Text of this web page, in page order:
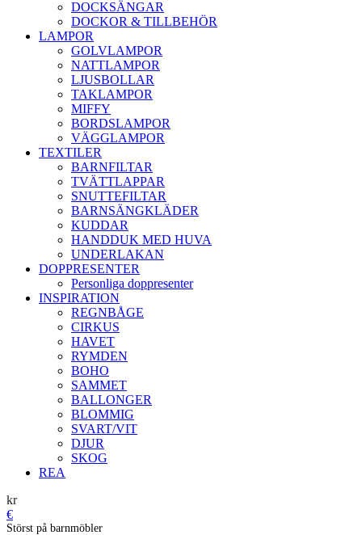
DOCKSÄNGAR
DOCKOR & TILLBEHÖR
LAMPOR
GOLVLAMPOR
NATTLAMPOR
LJUSBOLLAR
TAKLAMPOR
MIFFY
BORDSLAMPOR
VÄGGLAMPOR
TEXTILER
BARNFILTAR
TVÄTTLAPPAR
SNUTTEFILTAR
BARNSÄNGKLÄDER
KUDDAR
HANDDUK MED HUVA
UNDERLAKAN
DOPPRESENTER
Personliga doppresenter
INSPIRATION
REGNBÅGE
CIRKUS
HAVET
RYMDEN
BOHO
SAMMET
BALLONGER
BLOMMIG
SVART/VIT
DJUR
SKOG
REA
kr
€
Störst på barnmöbler